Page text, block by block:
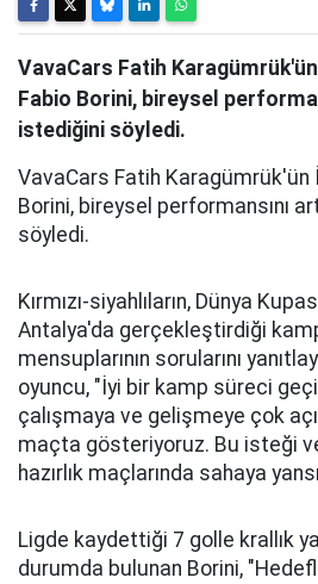
VavaCars Fatih
Fabio Borini, bireysel
istediğini söyledi.
VavaCars Fatih
Borini, bireysel performansını
söyledi.
Kırmızı-siyahlıların, Dünya
Antalya'da gerçekleştirdiği
mensuplarının sorularını
oyuncu, "İyi bir kamp süreci
çalışmaya ve gelişmeye çok
maçta gösteriyoruz. Bu isteği
hazırlık maçlarında sahaya
Ligde kaydettiği 7 golle krallık
durumda bulunan Borini,